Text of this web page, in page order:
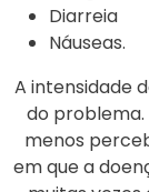
Diarreia
Náuseas.
A intensidade
do
menos
em que a